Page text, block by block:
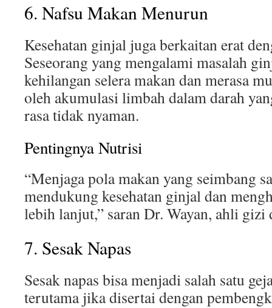
6. Nafsu Makan Menurun
Kesehatan ginjal juga berkaitan erat
Seseorang yang mengalami masalah
kehilangan selera makan dan merasa
oleh akumulasi limbah dalam darah
rasa tidak nyaman.
Pentingnya Nutrisi
“Menjaga pola makan yang seimbang
mendukung kesehatan ginjal dan
lebih lanjut,” saran Dr. Wayan, ahli gizi
7. Sesak Napas
Sesak napas bisa menjadi salah satu
terutama jika disertai dengan